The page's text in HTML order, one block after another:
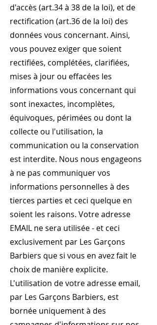
d'accès (art.34 à 38 de la loi), et de
rectification (art.36 de la loi) des
données vous concernant. Ainsi,
vous pouvez exiger que soient
rectifiées, complétées, clarifiées,
mises à jour ou effacées les
informations vous concernant qui
sont inexactes, incomplètes,
équivoques, périmées ou dont la
collecte ou l'utilisation, la
communication ou la conservation
est interdite. Nous nous engageons
à ne pas communiquer vos
informations personnelles à des
tierces parties et ceci quelque en
soient les raisons. Votre adresse
EMAIL ne sera utilisée - et ceci
exclusivement par Les Garçons
Barbiers que si vous en avez fait le
choix de manière explicite.
L'utilisation de votre adresse email,
par Les Garçons Barbiers, est
bornée uniquement à des